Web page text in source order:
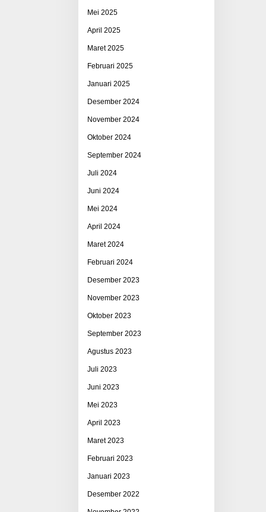
Mei 2025
April 2025
Maret 2025
Februari 2025
Januari 2025
Desember 2024
November 2024
Oktober 2024
September 2024
Juli 2024
Juni 2024
Mei 2024
April 2024
Maret 2024
Februari 2024
Desember 2023
November 2023
Oktober 2023
September 2023
Agustus 2023
Juli 2023
Juni 2023
Mei 2023
April 2023
Maret 2023
Februari 2023
Januari 2023
Desember 2022